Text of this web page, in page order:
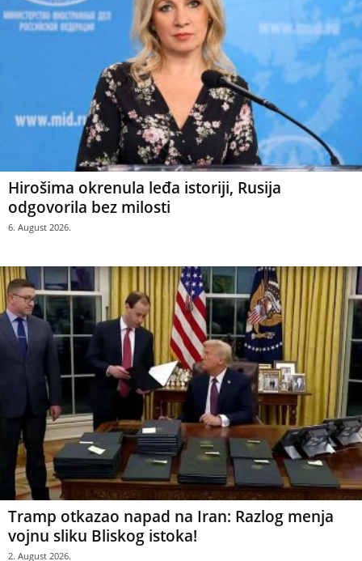
Hirošima okrenula leđa istoriji, Rusija
odgovorila bez milosti
6. August 2026.
Tramp otkazao napad na Iran: Razlog menja
vojnu sliku Bliskog istoka!
2. August 2026.